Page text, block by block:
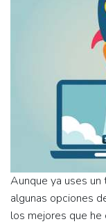
Aunque ya uses
algunas opciones
los mejores que he